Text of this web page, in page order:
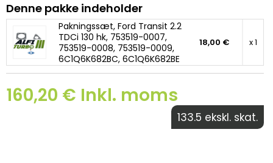
Denne pakke indeholder
Pakningssæt, Ford Transit 2.2
TDCi 130 hk, 753519-0007,
753519-0008, 753519-0009,
6C1Q6K682BC, 6C1Q6K682BE
18,00 € x 1
160,20 € Inkl. moms
133.5 ekskl. skat.